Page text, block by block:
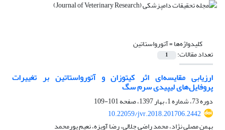
کلیدواژه‌ها =آتورواستاتین
تعداد مقالات: 1
ارزیابی مقایسه‌ای اثر کیتوزان و آتورواستاتین بر تغییرات
پروفایل‌های لیپیدی سرم سگ
دوره 73، شماره 1، بهار 1397، صفحه
101-109
10.22059/jvr.2018.201706.2442
بهمن مصلی نژاد، محمد راضی جلالی، رضا آویزه، نعیم پورمحمد